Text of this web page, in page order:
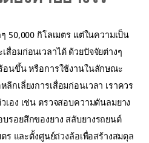
50,000 กิโลเมตร แต่ในความเป็น
สื่อมก่อนเวลาได้ ด้วยปัจจัยต่างๆ
อนขึ้น หรือการใช้งานในลักษณะ
กเลี่ยงการเสื่อมก่อนเวลา เราควร
เอง เช่น ตรวจสอบความดันลมยาง
รอยสึกของยาง สลับยางรถยนต์
ร และตั้งศูนย์ถ่วงล้อเพื่อสร้างสมดุล